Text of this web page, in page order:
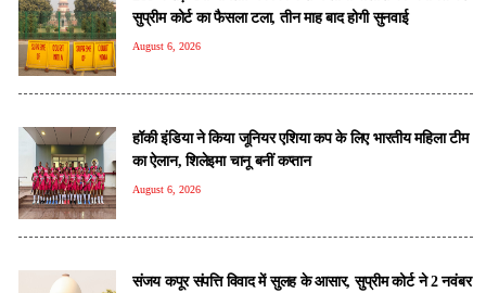
सुप्रीम कोर्ट का फैसला टला, तीन माह बाद होगी सुनवाई
August 6, 2026
हॉकी इंडिया ने किया जूनियर एशिया कप के लिए भारतीय महिला टीम
का ऐलान, शिलेइमा चानू बनीं कप्तान
August 6, 2026
संजय कपूर संपत्ति विवाद में सुलह के आसार, सुप्रीम कोर्ट ने 2 नवंबर